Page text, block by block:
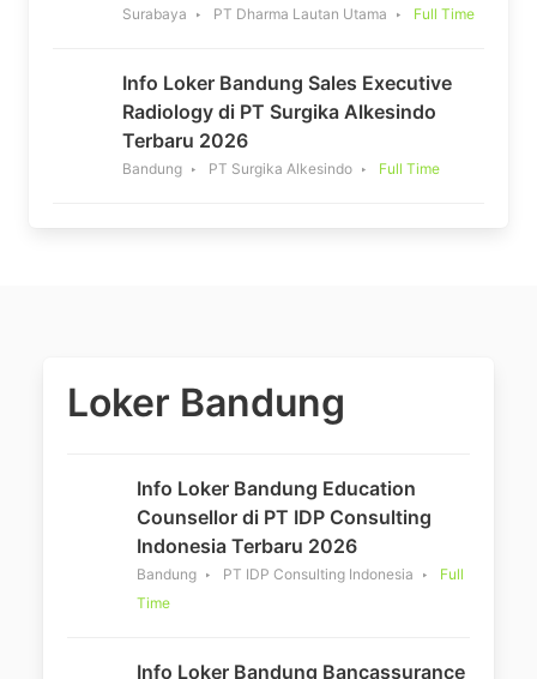
Surabaya PT Dharma Lautan Utama Full Time
Info Loker Bandung Sales Executive
Radiology di PT Surgika Alkesindo
Terbaru 2026
Bandung PT Surgika Alkesindo Full Time
Loker Bandung
Info Loker Bandung Education
Counsellor di PT IDP Consulting
Indonesia Terbaru 2026
Bandung PT IDP Consulting Indonesia
Full
Time
Info Loker Bandung Bancassurance